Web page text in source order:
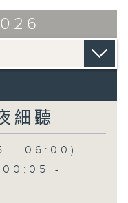
細聽
- 06:00)
00:05 -